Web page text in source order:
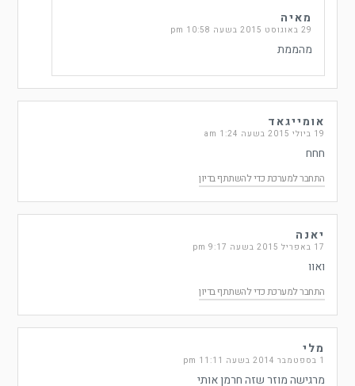
מאיה
29 באוגוסט 2015 בשעה 10:58 pm
מהממת
אומייגאד
19 ביולי 2015 בשעה 1:24 am
חחח
התחבר למערכת כדי להשתתף בדיון
יאנה
17 באפריל 2015 בשעה 9:17 pm
ואוו
התחבר למערכת כדי להשתתף בדיון
מלי
1 בספטמבר 2014 בשעה 11:11 pm
מרגישה מוזר שזה חרמן אותי